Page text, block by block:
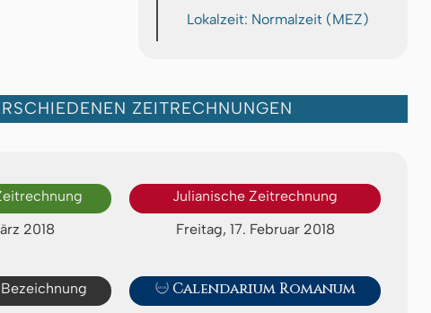
Lokalzeit: Normalzeit (MEZ)
ZEITRECHNUNGEN
2018
Julianische Zeitrechnung
Freitag, 17. Februar 2018
 Calendarium Romanum